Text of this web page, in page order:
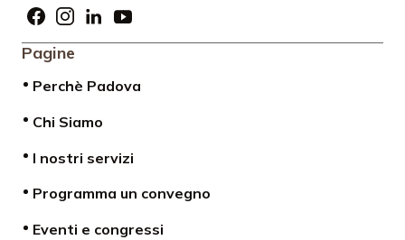
Pagine
Perchè Padova
Chi Siamo
I nostri servizi
Programma un convegno
Eventi e congressi